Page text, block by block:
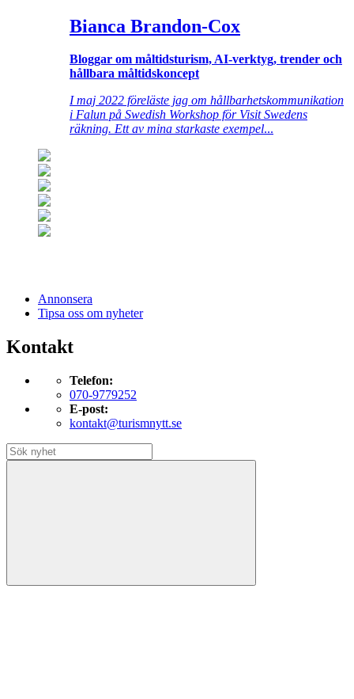
Bianca Brandon-Cox
Bloggar om måltidsturism, AI-verktyg, trender och
hållbara måltidskoncept
I maj 2022 föreläste jag om hållbarhetskommunikation
i Falun på Swedish Workshop för Visit Swedens
räkning. Ett av mina starkaste exempel...
Annonsera
Tipsa oss om nyheter
Kontakt
Telefon:
070-9779252
E-post:
kontakt@turismnytt.se